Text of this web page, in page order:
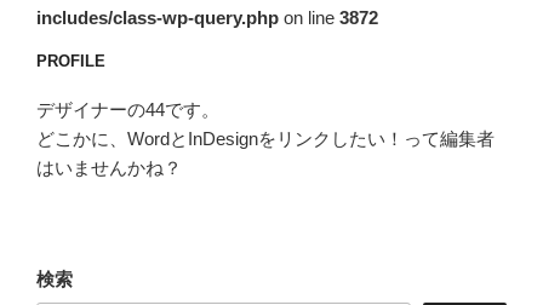
includes/class-wp-query.php on line 3872
PROFILE
デザイナーの44です。
どこかに、WordとInDesignをリンクしたい！って編集者
はいませんかね？
検索